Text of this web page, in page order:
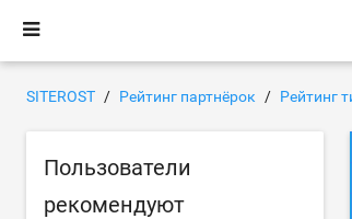
SITEROST Рейтинг партнёрок Рейтинг
Пользователи
рекомендуют